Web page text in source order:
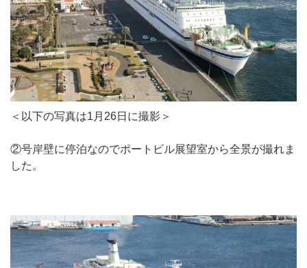
＜以下の写真は1月26日に撮影＞
②号岸壁に停泊なのでポートビル展望室から全景が撮れま
した。